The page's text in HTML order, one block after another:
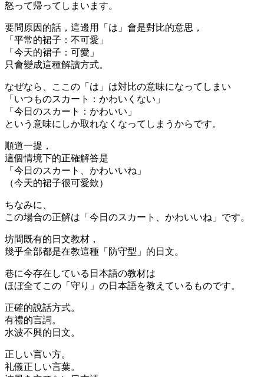
怒って帰ってしまいます。
要問原因的話，這邊用「は」會是對比的意思，
「平常的裙子：不可愛」
「今天的裙子：可愛」
只會變成這種解讀方式。
なぜなら、ここの「は」は対比の意味になってしまい
「いつものスカート：かわいくない」
「今日のスカート：かわいい」
という意味にしか取れなくなってしまうからです。
順道一提，
這個情境下的正確解答是
「今日のスカート、かわいいね」
（今天的裙子很可愛欸）
ちなみに、
この場合の正解は「今日のスカート、かわいいね」です。
坊間既有的日文教材，
幾乎全部都是在教這種「防守型」的日文。
巷に今存在している日本語の教材は
ほぼ全てこの「守り」の日本語を教えているものです。
正確的說話方式。
有禮的言詞。
水波不興的日文。
正しい言い方。
礼儀正しい言葉。